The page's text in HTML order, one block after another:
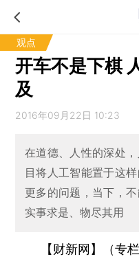
观点
开车不是下棋
及
2016年09月22日 10:23
在道德、人性的深处
目将人工智能置于这
更多的问题，当下，
实事求是、物尽其用
【财新网】（专